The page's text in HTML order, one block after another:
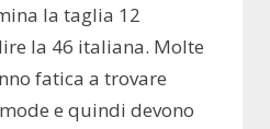
la taglia 12
la 46 italiana. Molte
fatica a trovare
e quindi devono